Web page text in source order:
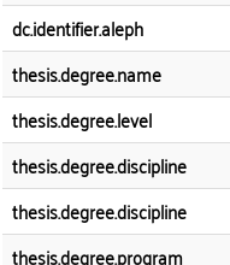
dc.identifier.aleph
thesis.degree.name
thesis.degree.level
thesis.degree.discipline
thesis.degree.discipline
thesis.degree.program